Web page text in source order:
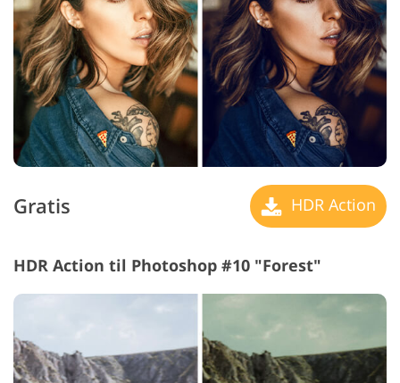
Gratis HDR Action
HDR Action til Photoshop #10 "Forest"